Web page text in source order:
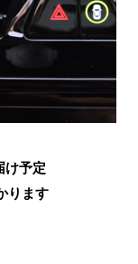
け予定
ります